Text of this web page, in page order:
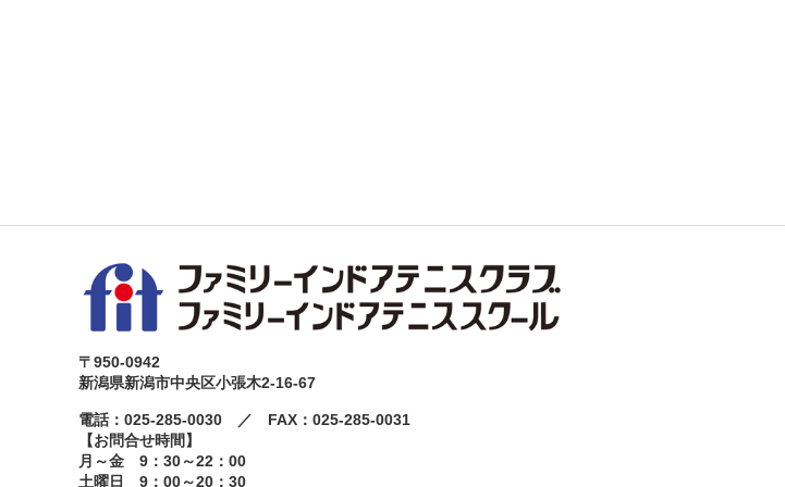
〒950-0942
新潟県新潟市中央区小張木2-16-67
電話：025-285-0030 ／ FAX：025-285-0031
【お問合せ時間】
月～金 9：30～22：00
土曜日 9：00～20：30